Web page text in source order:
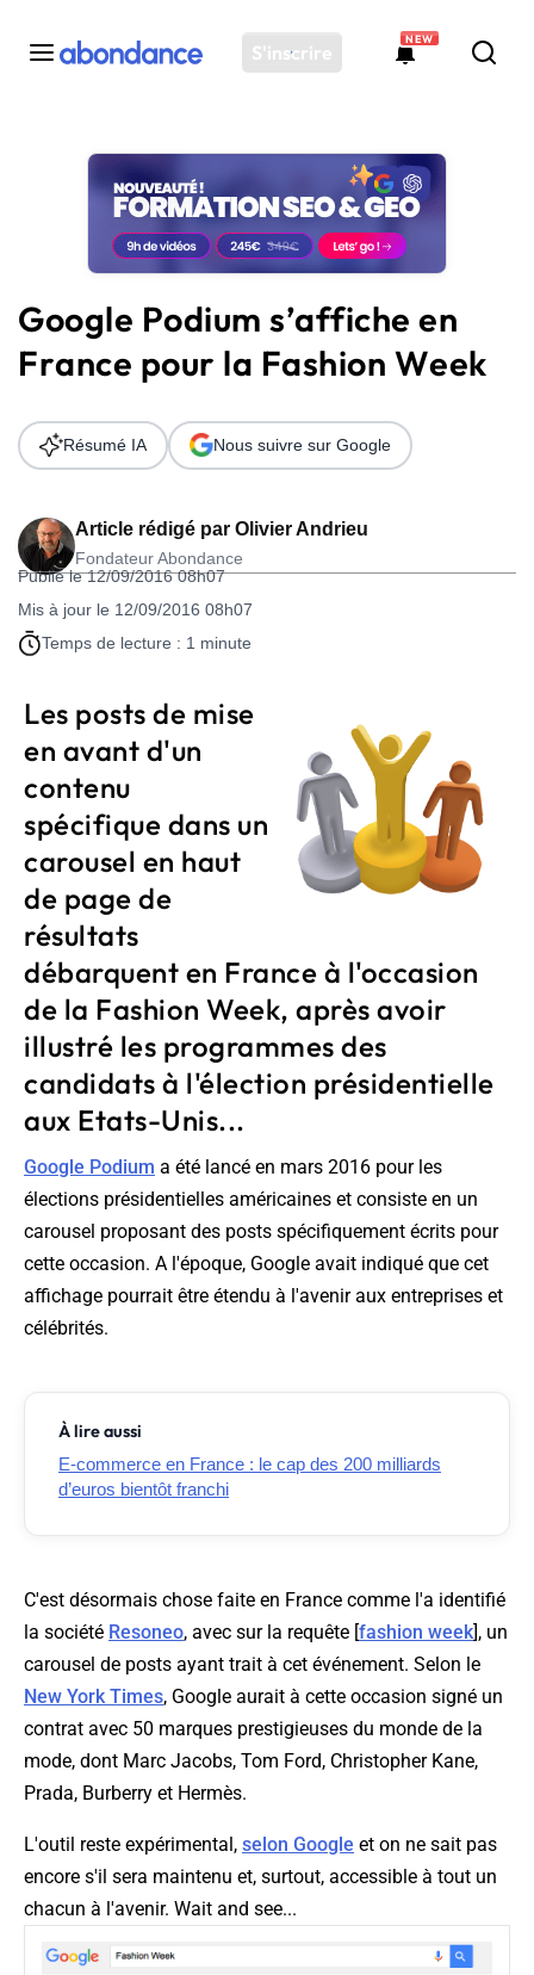
S'inscrire
NEW
Toutes les actus
Actus SEO
Plateforme
Solutions
Ressources
Audit SEO
Google Podium s’affiche en
France pour la Fashion Week
Article rédigé par Olivier Andrieu
Fondateur Abondance
Publié le 12/09/2016 08h07
Mis à jour le 12/09/2016 08h07
Temps de lecture : 1 minute
Résumé IA Nous suivre sur Google
Les posts de mise
en avant d'un
contenu
spécifique dans un
carousel en haut
de page de
résultats
débarquent en France à l'occasion
de la Fashion Week, après avoir
illustré les programmes des
candidats à l'élection présidentielle
aux Etats-Unis...
Google Podium a été lancé en mars 2016 pour les
élections présidentielles américaines et consiste en un
carousel proposant des posts spécifiquement écrits pour
cette occasion. A l'époque, Google avait indiqué que cet
affichage pourrait être étendu à l'avenir aux entreprises et
célébrités.
À lire aussi
E-commerce en France : le cap des 200 milliards
d’euros bientôt franchi
C'est désormais chose faite en France comme l'a identifié
la société Resoneo, avec sur la requête [fashion week], un
carousel de posts ayant trait à cet événement. Selon le
New York Times, Google aurait à cette occasion signé un
contrat avec 50 marques prestigieuses du monde de la
mode, dont Marc Jacobs, Tom Ford, Christopher Kane,
Prada, Burberry et Hermès.
L'outil reste expérimental, selon Google et on ne sait pas
encore s'il sera maintenu et, surtout, accessible à tout un
chacun à l'avenir. Wait and see...